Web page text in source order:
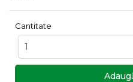
Cantitate